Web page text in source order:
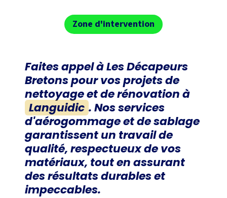
Zone d'intervention
Faites appel àLes Décapeurs
Bretonspour vos projets de
nettoyage et de rénovation à
Languidic . Nos services
d'aérogommage et de sablage
garantissent un travail de
qualité, respectueux de vos
matériaux, tout en assurant
des résultats durables et
impeccables.